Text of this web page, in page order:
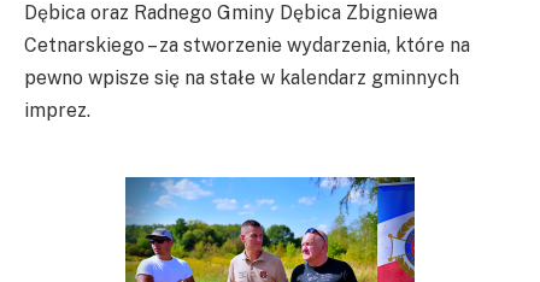
Dębica oraz Radnego Gminy Dębica Zbigniewa
Cetnarskiego – za stworzenie wydarzenia, które na
pewno wpisze się na stałe w kalendarz gminnych
imprez.